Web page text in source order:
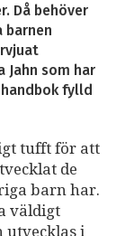
Då behöver
barnen
Jahn som har
fylld
tufft för att
de
barn har.
väldigt
utvecklas i